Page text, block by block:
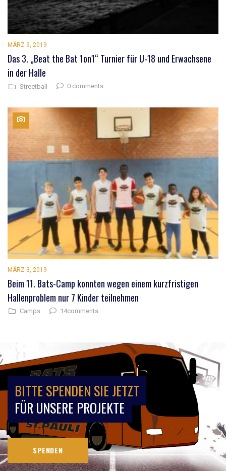
MÄRZ 9, 2019
Das 3. „Beat the Bat 1on1“ Turnier für U-18 und Erwachsene
in der Halle
Streetball 0 comments
MÄRZ 3, 2019
Beim 11. Bats-Camp konnten wegen einem kurzfristigen
Hallenproblem nur 7 Kinder teilnehmen
Camps 14comments
BITTE SPENDEN SIE JETZT
FÜR UNSERE PROJEKTE
SPENDEN